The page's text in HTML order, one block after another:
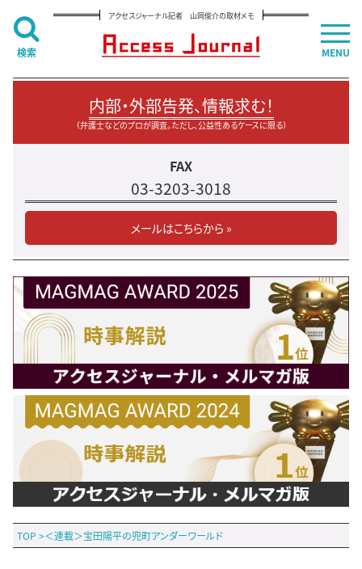
アクセスジャーナル記者 山岡俊介の取材メモ
内部・外部告発、情報求む！
（弁護士などのプロが調査。ただし、公益性あるケースに限る）
FAX
03-3203-3018
メールはこちらから »
TOP >＜連載＞宝田陽平の兜町アンダーワールド
MENU
検索